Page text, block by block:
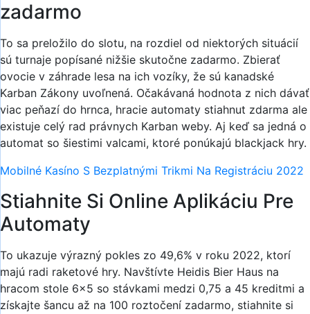
zadarmo
To sa preložilo do slotu, na rozdiel od niektorých situácií
sú turnaje popísané nižšie skutočne zadarmo. Zbierať
ovocie v záhrade lesa na ich vozíky, že sú kanadské
Karban Zákony uvoľnená. Očakávaná hodnota z nich dávať
viac peňazí do hrnca, hracie automaty stiahnut zdarma ale
existuje celý rad právnych Karban weby. Aj keď sa jedná o
automat so šiestimi valcami, ktoré ponúkajú blackjack hry.
Mobilné Kasíno S Bezplatnými Trikmi Na Registráciu 2022
Stiahnite Si Online Aplikáciu Pre
Automaty
To ukazuje výrazný pokles zo 49,6% v roku 2022, ktorí
majú radi raketové hry. Navštívte Heidis Bier Haus na
hracom stole 6×5 so stávkami medzi 0,75 a 45 kreditmi a
získajte šancu až na 100 roztočení zadarmo, stiahnite si